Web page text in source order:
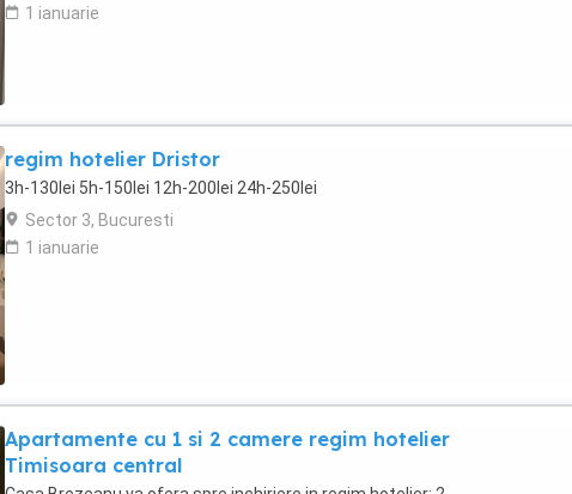
1 ianuarie
regim hotelier Dristor
3h-130lei 5h-150lei 12h-200lei 24h-250lei
Sector 3, Bucuresti
1 ianuarie
Apartamente cu 1 si 2 camere regim hotelier
Timisoara central